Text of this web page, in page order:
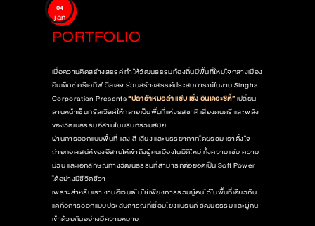
04
jan
PORTFOLIO
เมื่อความคิดสร้างสรรค์ ทำให้วัฒนธรรมท้องถิ่นมีพื้นที่ใหม่ใจกลางเมือง
อินเด็กซ์ ครีเอทีฟ วิลเลจ ร่วมสร้างสรรค์ประสบการณ์ในงาน Singha
Corporation Presents“ปลาร้าหมอลำ แซ่บ เซิ้ง อินเดอะซิตี้”เปลี่ยน
ลานหน้าเซ็นทรัลเวิลด์ให้กลายเป็นพื้นที่แห่งรสชาติ เสียงดนตรี และพลัง
ของวัฒนธรรมอีสานในบริบทร่วมสมัย
ผ่านการออกแบบพื้นที่ แสง สี เสียง และบรรยากาศโดยรวม เราตั้งใจ
ถ่ายทอดเสน่ห์ของอีสานให้เข้าถึงผู้คนเมืองในมิติใหม่ ทั้งความแซ่บ ความ
ม่วน และเอกลักษณ์ทางวัฒนธรรมที่สามารถต่อยอดเป็น Soft Power
ได้อย่างมีชีวิตชีวา
เพราะสำหรับเรา งานอีเวนต์ไม่ใช่เพียงการรวมผู้คนไว้ในพื้นที่เดียวกัน
แต่คือการออกแบบประสบการณ์ที่เชื่อมโยงแบรนด์ วัฒนธรรม และผู้คน
เข้าด้วยกันอย่างมีความหมาย